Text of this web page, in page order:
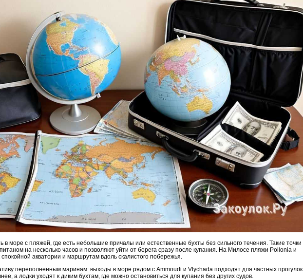
в море с пляжей, где есть небольшие причалы или естественные бухты без сильного течения. Такие точки
на несколько часов и позволяют уйти от берега сразу после купания. На Милосе пляжи Pollonia и
акватории и маршрутам вдоль скалистого побережья.
переполненным маринам: выходы в море рядом с Ammoudi и Vlychada подходят для частных прогулок
а лодки уходят к диким бухтам, где можно остановиться для купания без других судов.